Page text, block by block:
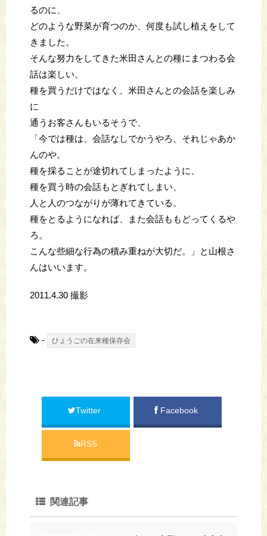
るのに、
どのような野菜が育つのか、何度も試し植えをして
きました。
そんな努力をしてきた米田さんとの種にまつわる会
話は楽しい。
種を買うだけではなく、米田さんとの会話を楽しみ
に
通うお客さんもいるそうで、
「今では種は、会話なしでかうやろ、それじゃあか
んのや。
種を採ることが途切れてしまったように、
種を買う時の会話もとぎれてしまい、
人と人のつながりが薄れてきている。
種をとるようになれば、また会話ももどってくるや
ろ。
こんな些細な行為の積み重ねが大切だ。」と山根さ
んはいいます。
2011.4.30 撮影
- ひょうごの在来種保存会
Twitter Facebook
RSS
関連記事